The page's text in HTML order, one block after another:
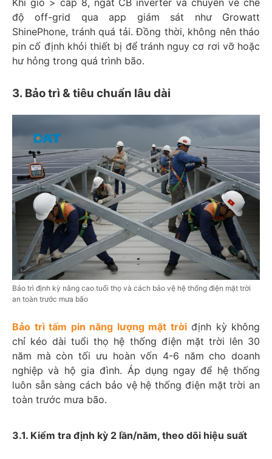
Khi gió > cấp 8, ngắt CB inverter và chuyển về chế
độ off-grid qua app giám sát như Growatt
ShinePhone, tránh quá tải. Đồng thời, không nên tháo
pin cố định khỏi thiết bị để tránh nguy cơ rơi vỡ hoặc
hư hỏng trong quá trình bão.
3. Bảo trì & tiêu chuẩn lâu dài
Bảo trì định kỳ nâng cao tuổi thọ và cách bảo vệ hệ thống điện mặt trời
an toàn trước mưa bão
Bảo trì tấm pin năng lượng mặt trờiđịnh kỳ không
chỉ kéo dài tuổi thọ hệ thống điện mặt trời lên 30
năm mà còn tối ưu hoàn vốn 4-6 năm cho doanh
nghiệp và hộ gia đình. Áp dụng ngay để hệ thống
luôn sẵn sàng cách bảo vệ hệ thống điện mặt trời an
toàn trước mưa bão.
3.1. Kiểm tra định kỳ 2 lần/năm, theo dõi hiệu suất​